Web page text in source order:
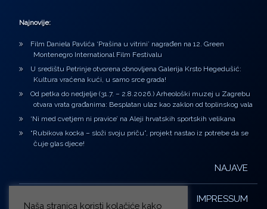
Najnovije:
Film Daniela Pavlića ‘Prašina u vitrini’ nagrađen na 12. Green
Montenegro International Film Festivalu
U središtu Petrinje otvorena obnovljena Galerija Krsto Hegedušić:
Kultura vraćena kući, u samo srce grada!
Od petka do nedjelje (31.7. – 2.8.2026.) Arheološki muzej u Zagrebu
otvara vrata građanima: Besplatan ulaz kao zaklon od toplinskog vala
‘Ni med cvetjem ni pravice’ na Aleji hrvatskih sportskih velikana
“Rubikova kocka – složi svoju priču”, projekt nastao iz potrebe da se
čuje glas djece!
NAJAVE
IMPRESSUM
Naša stranica koristi kolačiće kako